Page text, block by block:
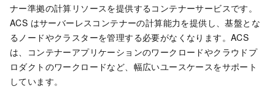
ナー準拠の計算リソースを提供するコンテナーサービスです。
ACS はサーバーレスコンテナーの計算能力を提供し、基盤とな
るノードやクラスターを管理する必要がなくなります。ACS
は、コンテナーアプリケーションのワークロードやクラウドプ
ロダクトのワークロードなど、幅広いユースケースをサポート
しています。